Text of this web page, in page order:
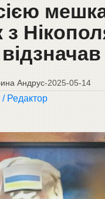
з
Андрус-2025-05-14
Редактор